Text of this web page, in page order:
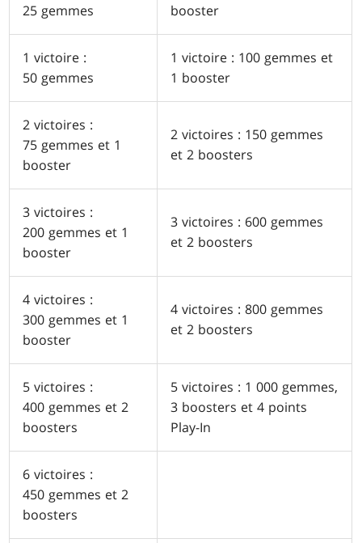
25 gemmes
booster
1 victoire :
50 gemmes
1 victoire : 100 gemmes et
1 booster
2 victoires :
75 gemmes et 1
booster
2 victoires : 150 gemmes
et 2 boosters
3 victoires :
200 gemmes et 1
booster
3 victoires : 600 gemmes
et 2 boosters
4 victoires :
300 gemmes et 1
booster
4 victoires : 800 gemmes
et 2 boosters
5 victoires :
400 gemmes et 2
boosters
5 victoires : 1 000 gemmes,
3 boosters et 4 points
Play-In
6 victoires :
450 gemmes et 2
boosters